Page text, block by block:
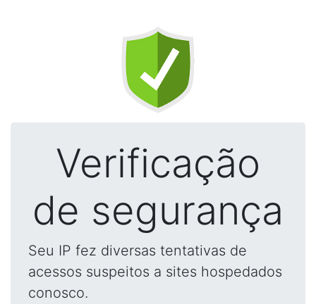
Verificação
de segurança
Seu IP fez diversas tentativas de
acessos suspeitos a sites hospedados
conosco.